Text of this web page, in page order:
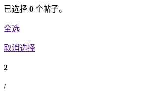
已选择 0 个帖子。
全选
取消选择
2
/